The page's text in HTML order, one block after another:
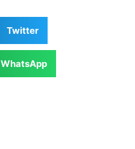
Twitter
WhatsApp